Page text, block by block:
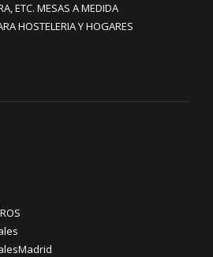
ETC. MESAS A MEDIDA
HOSTELERIA Y HOGARES